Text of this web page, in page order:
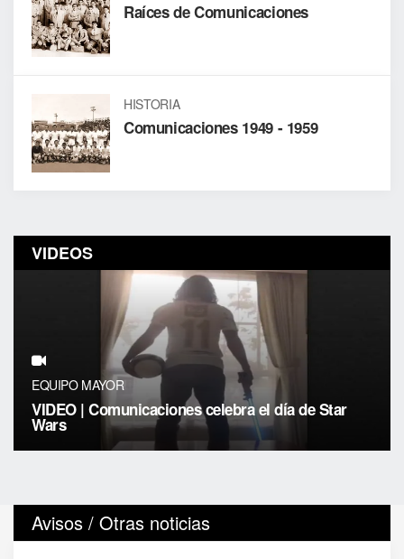
Raíces de Comunicaciones
HISTORIA
Comunicaciones 1949 - 1959
VIDEOS
EQUIPO MAYOR
VIDEO | Comunicaciones celebra el día de Star
Wars
Avisos / Otras noticias